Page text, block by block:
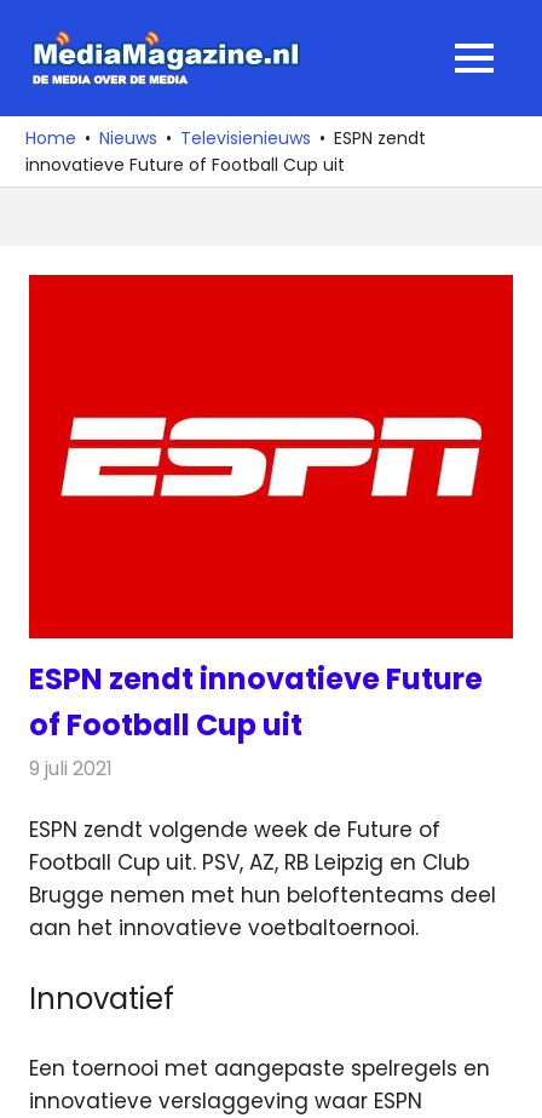
naar
media
over
de
MENU
Home Nieuws Televisienieuws
ESPN zendt
innovatieve Future of Football Cup uit
ESPN zendt innovatieve Future
of Football Cup uit
9 juli 2021
ESPN zendt volgende week de Future of
Football Cup uit. PSV, AZ, RB Leipzig en Club
Brugge nemen met hun beloftenteams deel
aan het innovatieve voetbaltoernooi.
Innovatief
Een toernooi met aangepaste spelregels en
innovatieve verslaggeving waar ESPN